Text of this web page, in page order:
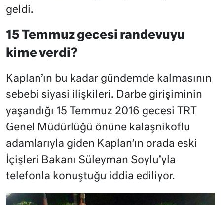
geldi.
15 Temmuz gecesi randevuyu
kime verdi?
Kaplan’ın bu kadar gündemde kalmasının
sebebi siyasi ilişkileri. Darbe girişiminin
yaşandığı 15 Temmuz 2016 gecesi TRT
Genel Müdürlüğü önüne kalaşnikoflu
adamlarıyla giden Kaplan’ın orada eski
İçişleri Bakanı Süleyman Soylu’yla
telefonla konuştuğu iddia ediliyor.